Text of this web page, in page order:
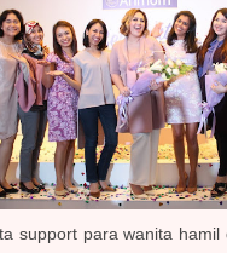
support para wanita hamil